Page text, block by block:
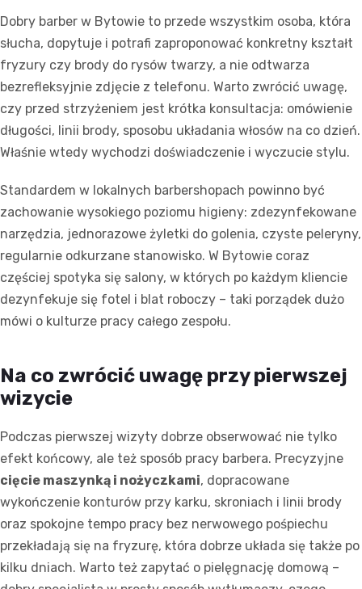
Dobry barber w Bytowie to przede wszystkim osoba, która
słucha, dopytuje i potrafi zaproponować konkretny kształt
fryzury czy brody do rysów twarzy, a nie odtwarza
bezrefleksyjnie zdjęcie z telefonu. Warto zwrócić uwagę,
czy przed strzyżeniem jest krótka konsultacja: omówienie
długości, linii brody, sposobu układania włosów na co dzień.
Właśnie wtedy wychodzi doświadczenie i wyczucie stylu.
Standardem w lokalnych barbershopach powinno być
zachowanie wysokiego poziomu higieny: zdezynfekowane
narzędzia, jednorazowe żyletki do golenia, czyste peleryny,
regularnie odkurzane stanowisko. W Bytowie coraz
częściej spotyka się salony, w których po każdym kliencie
dezynfekuje się fotel i blat roboczy – taki porządek dużo
mówi o kulturze pracy całego zespołu.
Na co zwrócić uwagę przy pierwszej
wizycie
Podczas pierwszej wizyty dobrze obserwować nie tylko
efekt końcowy, ale też sposób pracy barbera. Precyzyjne
cięcie maszynką i nożyczkami, dopracowane
wykończenie konturów przy karku, skroniach i linii brody
oraz spokojne tempo pracy bez nerwowego pośpiechu
przekładają się na fryzurę, która dobrze układa się także po
kilku dniach. Warto też zapytać o pielęgnację domową –